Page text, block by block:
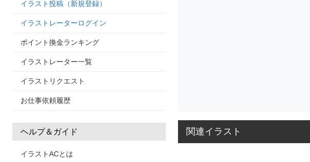
イラスト投稿（新規登録）
イラストレーターログイン
ポイント換金ランキング
イラストレーター一覧
イラストリクエスト
お仕事依頼履歴
ヘルプ＆ガイド
イラストACとは
関連イラスト